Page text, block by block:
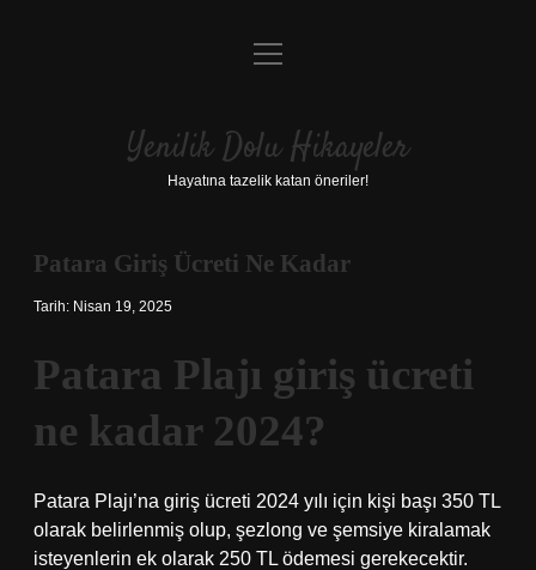
Anasayfa
Yasal Uyarı
menüyü
Yenilik Dolu Hikayeler
Hayatına tazelik katan öneriler!
Patara Giriş Ücreti Ne Kadar
Tarih: Nisan 19, 2025
Patara Plajı giriş ücreti
ne kadar 2024?
Patara Plajı’na giriş ücreti 2024 yılı için kişi başı 350 TL
olarak belirlenmiş olup, şezlong ve şemsiye kiralamak
isteyenlerin ek olarak 250 TL ödemesi gerekecektir.